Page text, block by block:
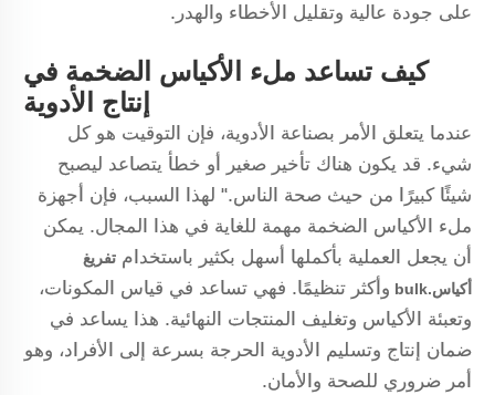
على جودة عالية وتقليل الأخطاء والهدر.
كيف تساعد ملء الأكياس الضخمة في
إنتاج الأدوية
عندما يتعلق الأمر بصناعة الأدوية، فإن التوقيت هو كل
شيء. قد يكون هناك تأخير صغير أو خطأ يتصاعد ليصبح
شيئًا كبيرًا من حيث صحة الناس." لهذا السبب، فإن أجهزة
ملء الأكياس الضخمة مهمة للغاية في هذا المجال. يمكن
أن يجعل العملية بأكملها أسهل بكثير باستخدامتفريغ
أكياس.bulk
وأكثر تنظيمًا. فهي تساعد في قياس المكونات،
وتعبئة الأكياس وتغليف المنتجات النهائية. هذا يساعد في
ضمان إنتاج وتسليم الأدوية الحرجة بسرعة إلى الأفراد، وهو
أمر ضروري للصحة والأمان.